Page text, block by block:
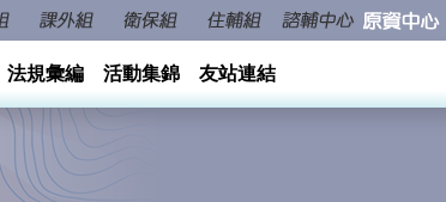
法規彙編 活動集錦 友站連結